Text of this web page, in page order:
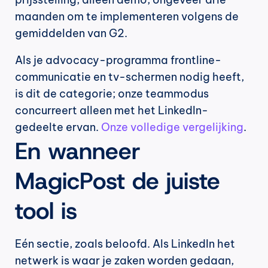
maanden om te implementeren volgens de
gemiddelden van G2.
Als je advocacy-programma frontline-
communicatie en tv-schermen nodig heeft,
is dit de categorie; onze teammodus
concurreert alleen met het LinkedIn-
gedeelte ervan. Onze volledige vergelijking.
En wanneer
MagicPost de juiste
tool is
Eén sectie, zoals beloofd. Als LinkedIn het
netwerk is waar je zaken worden gedaan,